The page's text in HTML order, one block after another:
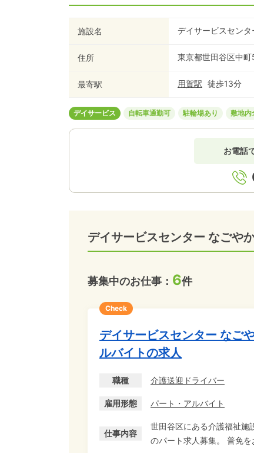
施設名 デイサービスセン
住所 東京都世田谷区中
最寄駅 用賀駅 徒歩13分
デイサービス 自転車通勤可 駐輪場あり 敷地内
お電話
デイサービスセンター なごや
募集中のお仕事： 6件
Check
デイサービスセンター なご
ルバイトの求人
職種 介護送迎ドライバー
雇用形態 パート・アルバイト
仕事内容
世田谷区にある介護福祉施
のパート求人募集。 普免をお持ちなら、運転手業務も介護業界も未経験OK! ルートは決